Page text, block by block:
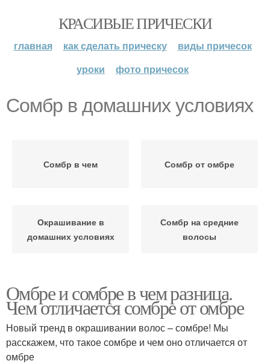
КРАСИВЫЕ ПРИЧЕСКИ
главная как сделать прическу
виды причесок
уроки
фото причесок
Сомбр в домашних условиях
Сомбр в чем Сомбр от омбре
Окрашивание в
домашних условиях
Сомбр на средние
волосы
Омбре и сомбре в чем разница.
Чем отличается сомбре от омбре
Новый тренд в окрашивании волос – сомбре! Мы
расскажем, что такое сомбре и чем оно отличается от
омбре